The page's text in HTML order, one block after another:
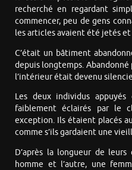
recherché en regardant
commencer, peu de gens
les articles avaient été jetés et
C’était un bâtiment
depuis longtemps.
l’intérieur était devenu
Les deux individus
faiblement éclairés par le
exception. Ils étaient placés
comme s’ils gardaient une
D’après la longueur de
homme et l’autre, une